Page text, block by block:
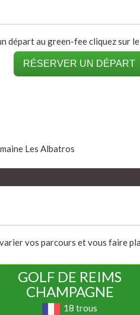
départ au green-fee cliquez sur
RÉSERVER UN DÉPART
Les Albatros
vos parcours et vous faire
GOLF DE REIMS
CHAMPAGNE
18 trous